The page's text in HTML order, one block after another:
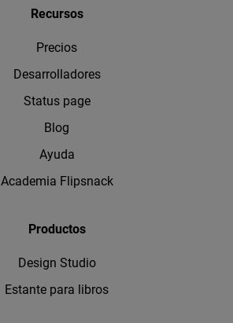
Recursos
Precios
Desarrolladores
Status page
Blog
Ayuda
Academia Flipsnack
Productos
Design Studio
Estante para libros